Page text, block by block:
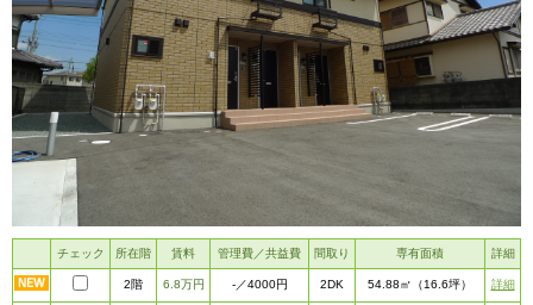
チェック 所在階 賃料 管理費／共益費 間取り 専有面積 詳細
2階 6.8万円 -／4000円 2DK 54.88㎡ （16.6坪） 詳細